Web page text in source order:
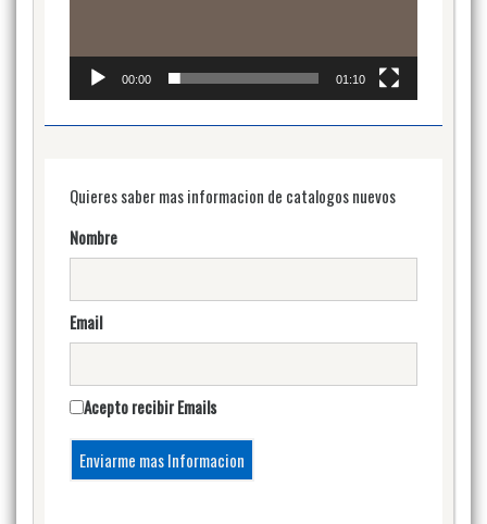
00:00 01:10
Quieres saber mas informacion de catalogos nuevos
Nombre
Email
Acepto recibir Emails